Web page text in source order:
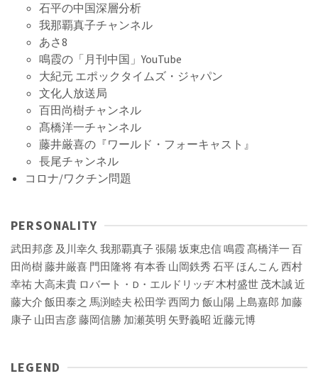
石平の中国深層分析
我那覇真子チャンネル
あさ8
鳴霞の「月刊中国」YouTube
大紀元 エポックタイムズ・ジャパン
文化人放送局
百田尚樹チャンネル
髙橋洋一チャンネル
藤井厳喜の『ワールド・フォーキャスト』
長尾チャンネル
コロナ/ワクチン問題
PERSONALITY
武田邦彦 及川幸久 我那覇真子張陽坂東忠信鳴霞 髙橋洋一 百
田尚樹藤井厳喜 門田隆将有本香 山岡鉄秀 石平 ほんこん 西村
幸祐 大高未貴 ロバート・D・エルドリッヂ木村盛世 茂木誠近
藤大介 飯田泰之 馬渕睦夫 松田学 西岡力 飯山陽上島嘉郎 加藤
康子 山田吉彦藤岡信勝 加瀬英明 矢野義昭 近藤元博
LEGEND